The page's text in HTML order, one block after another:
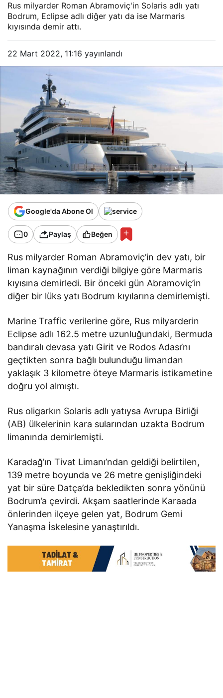
Rus milyarder Roman Abramoviç'in Solaris adlı yatı
Bodrum, Eclipse adlı diğer yatı da ise Marmaris
kıyısında demir attı.
22 Mart 2022, 11:16 yayınlandı
Google'da Abone Ol
0 Paylaş Beğen
Rus milyarder Roman Abramoviç’in dev yatı, bir
liman kaynağının verdiği bilgiye göre Marmaris
kıyısına demirledi. Bir önceki gün Abramoviç’in
diğer bir lüks yatı Bodrum kıyılarına demirlemişti.
Marine Traffic verilerine göre, Rus milyarderin
Eclipse adlı 162.5 metre uzunluğundaki, Bermuda
bandıralı devasa yatı Girit ve Rodos Adası’nı
geçtikten sonra bağlı bulunduğu limandan
yaklaşık 3 kilometre öteye Marmaris istikametine
doğru yol almıştı.
Rus oligarkın Solaris adlı yatıysa Avrupa Birliği
(AB) ülkelerinin kara sularından uzakta Bodrum
limanında demirlemişti.
Karadağ’ın Tivat Limanı’ndan geldiği belirtilen,
139 metre boyunda ve 26 metre genişliğindeki
yat bir süre Datça’da bekledikten sonra yönünü
Bodrum’a çevirdi. Akşam saatlerinde Karaada
önlerinden ilçeye gelen yat, Bodrum Gemi
Yanaşma İskelesine yanaştırıldı.